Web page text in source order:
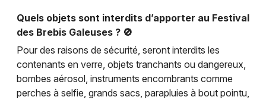
Quels objets sont interdits d’apporter au Festival
des Brebis Galeuses ? 🚫
Pour des raisons de sécurité, seront interdits les
contenants en verre, objets tranchants ou dangereux,
bombes aérosol, instruments encombrants comme
perches à selfie, grands sacs, parapluies à bout pointu,